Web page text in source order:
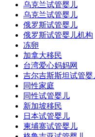
乌克兰试管婴儿
乌克兰试管婴儿
俄罗斯试管婴儿
俄罗斯试管婴儿机构
冻卵
加拿大移民
台湾爱心妈妈网
吉尔吉斯斯坦试管婴
同性家庭
同性试管婴儿
新加坡移民
日本试管婴儿
柬埔寨试管婴儿